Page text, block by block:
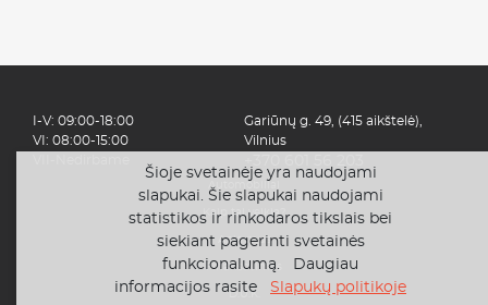
Šioje svetainėje yra naudojami
slapukai. Šie slapukai naudojami
statistikos ir rinkodaros tikslais bei
siekiant pagerinti svetainės
funkcionalumą. Daugiau
informacijos rasite Slapukų politikoje
Automobiliai
Kaip tai veikia?
Apie mus
Finansavimas
D.U.K.
Gariūnų g. 49, (415 aikštelė),
Vilnius
I-V: 09:00-18:00
VI: 08:00-15:00